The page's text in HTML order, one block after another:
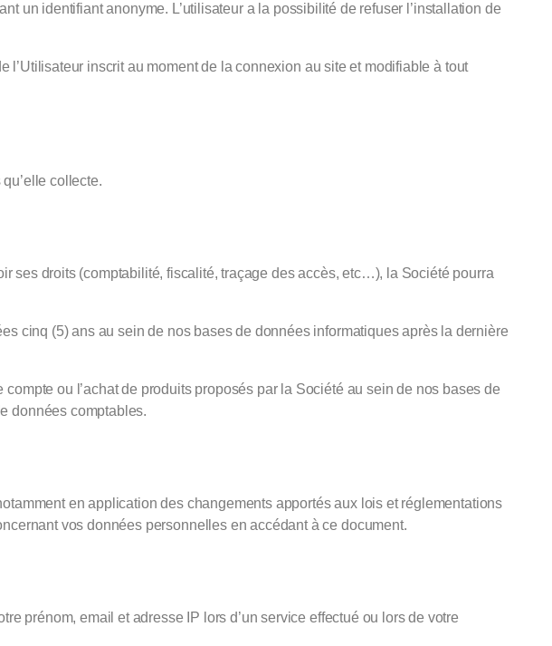
un identifiant anonyme. L’utilisateur a la possibilité de refuser l’installation de
inscrit au moment de la connexion au site et modifiable à tout
collecte.
ses droits (comptabilité, fiscalité, traçage des accès, etc…), la Société pourra
cinq (5) ans au sein de nos bases de données informatiques après la dernière
ou l’achat de produits proposés par la Société au sein de nos bases de
données comptables.
en application des changements apportés aux lois et réglementations
vos données personnelles en accédant à ce document.
prénom, email et adresse IP lors d’un service effectué ou lors de votre